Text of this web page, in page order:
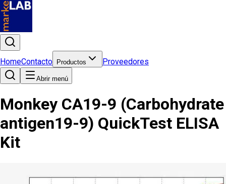
HomeContacto Productos Proveedores
Abrir menú
Monkey CA19-9 (Carbohydrate
antigen19-9) QuickTest ELISA
Kit